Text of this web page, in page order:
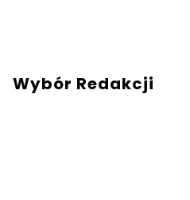
Wybór Redakcji